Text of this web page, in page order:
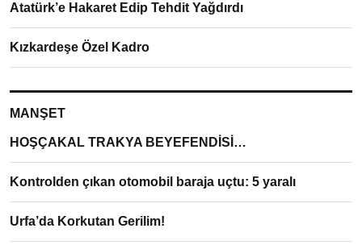
Atatürk’e Hakaret Edip Tehdit Yağdırdı
Kızkardeşe Özel Kadro
MANŞET
HOŞÇAKAL TRAKYA BEYEFENDİSİ…
Kontrolden çıkan otomobil baraja uçtu: 5 yaralı
Urfa’da Korkutan Gerilim!